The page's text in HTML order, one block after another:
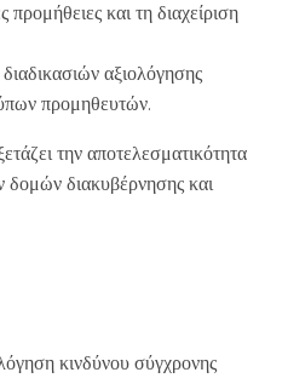
προμήθειες και τη διαχείριση
αξιολόγησης
προμηθευτών.
την αποτελεσματικότητα
διακυβέρνησης και
κινδύνου σύγχρονης